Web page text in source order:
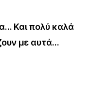
Και πολύ καλά
με αυτά…